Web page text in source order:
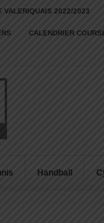
VALERIQUAIS 2022/2023
CALENDRIER
Handball